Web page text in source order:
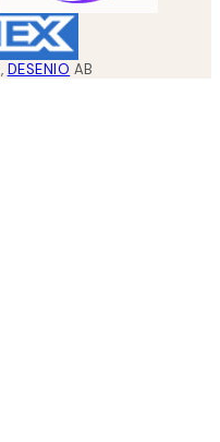
, DESENIO AB